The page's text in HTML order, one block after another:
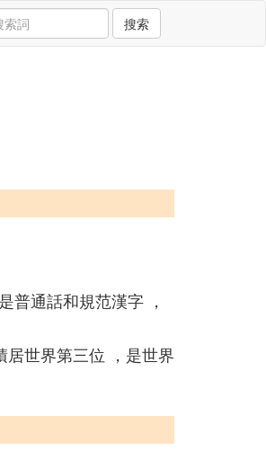
搜索
普通話和規范漢字 ，
世界第三位 ，是世界